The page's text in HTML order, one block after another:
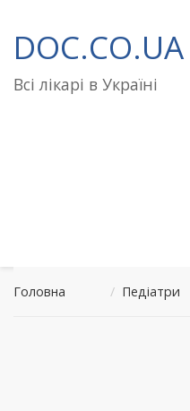
до
вмісту
DOC.CO.UA
Всі лікарі в Україні
Головна / Педіатри